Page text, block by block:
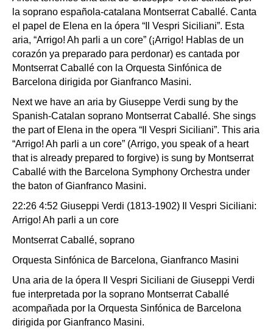
la soprano española-catalana Montserrat Caballé. Canta
el papel de Elena en la ópera “Il Vespri Siciliani”. Esta
aria, “Arrigo! Ah parli a un core” (¡Arrigo! Hablas de un
corazón ya preparado para perdonar) es cantada por
Montserrat Caballé con la Orquesta Sinfónica de
Barcelona dirigida por Gianfranco Masini.
Next we have an aria by Giuseppe Verdi sung by the
Spanish-Catalan soprano Montserrat Caballé. She sings
the part of Elena in the opera “Il Vespri Siciliani”. This aria
“Arrigo! Ah parli a un core” (Arrigo, you speak of a heart
that is already prepared to forgive) is sung by Montserrat
Caballé with the Barcelona Symphony Orchestra under
the baton of Gianfranco Masini.
22:26 4:52 Giuseppi Verdi (1813-1902) Il Vespri Siciliani:
Arrigo! Ah parli a un core
Montserrat Caballé, soprano
Orquesta Sinfónica de Barcelona, Gianfranco Masini
Una aria de la ópera Il Vespri Siciliani de Giuseppi Verdi
fue interpretada por la soprano Montserrat Caballé
acompañada por la Orquesta Sinfónica de Barcelona
dirigida por Gianfranco Masini.